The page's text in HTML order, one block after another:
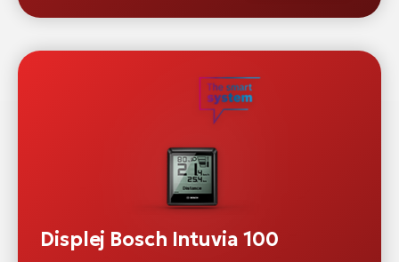
Displej Bosch Intuvia 100